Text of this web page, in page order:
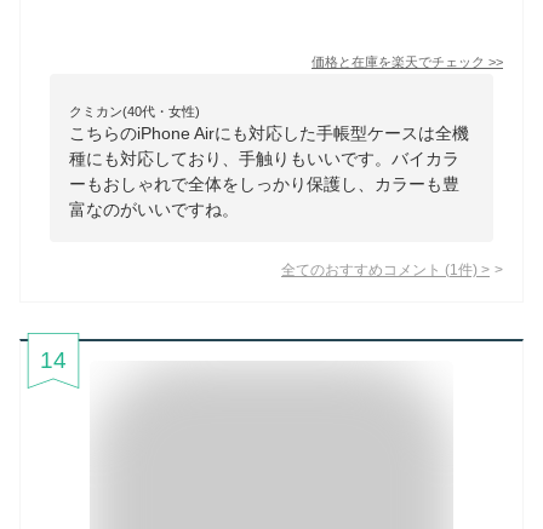
価格と在庫を楽天でチェック >>
クミカン(40代・女性)
こちらのiPhone Airにも対応した手帳型ケースは全機
種にも対応しており、手触りもいいです。バイカラ
ーもおしゃれで全体をしっかり保護し、カラーも豊
富なのがいいですね。
全てのおすすめコメント (1 件) >
14